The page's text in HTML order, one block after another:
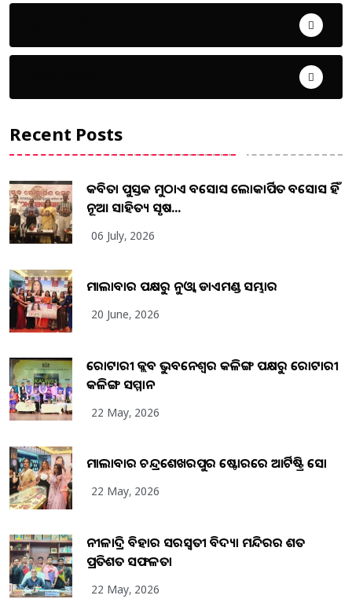
Recent Posts
କବିତା ପୁସ୍ତକ ମୁଠାଏ ଅବସୋସ ଲୋକାର୍ପିତ ଅବସୋସ ହିଁ
ନୂଆ ସାହିତ୍ୟ ସୃଷ...
06 July, 2026
ମାଲାବାର ପକ୍ଷରୁ ନୁଓ୍ବା ଡାଏମଣ୍ଡ ସମ୍ଭାର
20 June, 2026
ରୋଟାରୀ କ୍ଲବ ଭୁବନେଶ୍ୱର କଳିଙ୍ଗ ପକ୍ଷରୁ ରୋଟାରୀ
କଳିଙ୍ଗ ସମ୍ମାନ
22 May, 2026
ମାଲାବାର ଚନ୍ଦ୍ରଶେଖରପୁର ଷ୍ଟୋରରେ ଆର୍ଟିଷ୍ଟ୍ରି ସୋ
22 May, 2026
ନୀଳାଦ୍ରି ବିହାର ସରସ୍ୱତୀ ବିଦ୍ୟା ମନ୍ଦିରର ଶତ
ପ୍ରତିଶତ ସଫଳତା
22 May, 2026